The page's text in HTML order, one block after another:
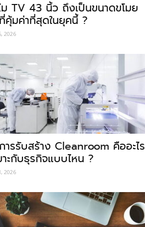
ม TV 43 นิ้ว ถึงเป็นขนาดขโมย
คุ้มค่าที่สุดในยุคนี้ ?
2026
ารรับสร้าง Cleanroom คืออะไร
าะกับธุรกิจแบบไหน ?
2026